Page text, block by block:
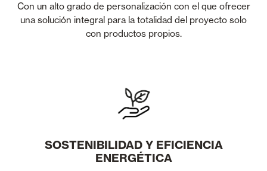
Con un alto grado de personalización con el que ofrecer
una solución integral para la totalidad del proyecto solo
con productos propios.
SOSTENIBILIDAD Y EFICIENCIA
ENERGÉTICA